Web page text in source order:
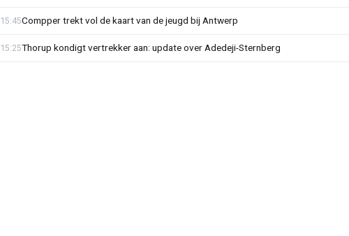
Compper trekt vol de kaart van de jeugd bij Antwerp
15:45
Thorup kondigt vertrekker aan: update over Adedeji-Sternberg
15:25